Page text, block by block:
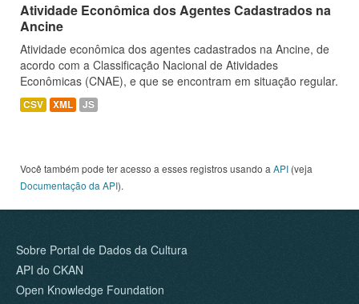
Atividade Econômica dos Agentes Cadastrados na
Ancine
Atividade econômica dos agentes cadastrados na Ancine, de
acordo com a Classificação Nacional de Atividades
Econômicas (CNAE), e que se encontram em situação regular.
CSV XML JS
Você também pode ter acesso a esses registros usando a API (veja
Documentação da API).
Sobre Portal de Dados da Cultura
API do CKAN
Open Knowledge Foundation